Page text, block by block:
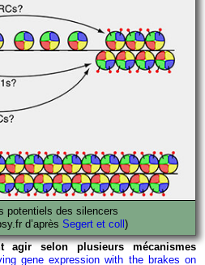
potentiels des silencers
d’après Segert et coll)
agir selon plusieurs mécanismes
gene expression with the brakes on